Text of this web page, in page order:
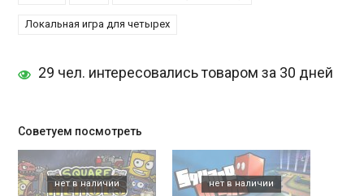
который умеет стрелять, прыгать и крутиться, стараясь
которые не дремлют. Не теряйте хватку и не расслабляйтесь!
Локальная игра для четырех
29 чел. интересовались товаром за 30 дней
Советуем посмотреть